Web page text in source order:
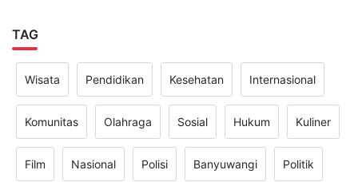
TAG
Wisata Pendidikan Kesehatan Internasional
Komunitas Olahraga Sosial Hukum Kuliner
Film Nasional Polisi Banyuwangi Politik